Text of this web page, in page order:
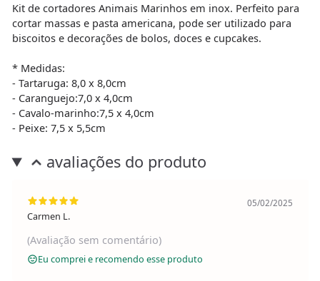
Kit de cortadores Animais Marinhos em inox. Perfeito para
cortar massas e pasta americana, pode ser utilizado para
biscoitos e decorações de bolos, doces e cupcakes.
* Medidas:
- Tartaruga: 8,0 x 8,0cm
- Caranguejo:7,0 x 4,0cm
- Cavalo-marinho:7,5 x 4,0cm
- Peixe: 7,5 x 5,5cm
avaliações do produto
Carmen L.
05/02/2025
(Avaliação sem comentário)
Eu comprei e recomendo esse produto